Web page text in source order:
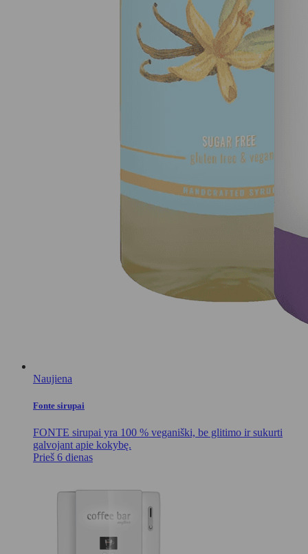
Naujiena
Fonte sirupai
FONTE sirupai yra 100 % veganiški, be glitimo ir sukurti
galvojant apie kokybę.
Prieš 6 dienas